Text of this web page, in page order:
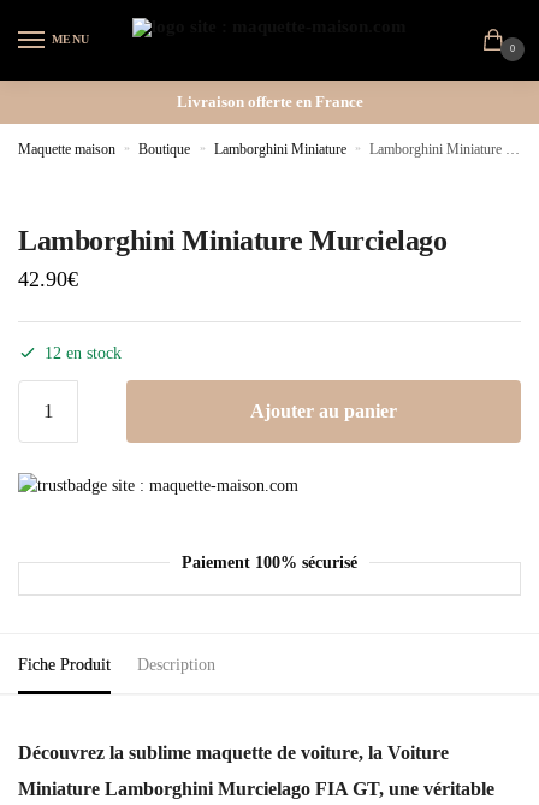
MENU
0
Livraison offerte en France
Maquette maison » Boutique » Lamborghini Miniature » Lamborghini Miniature Murcielago
Lamborghini Miniature Murcielago
42.90€
12 en stock
Ajouter au panier
Paiement 100% sécurisé
Fiche Produit Description
Découvrez la sublime maquette de voiture, la Voiture
Miniature Lamborghini Murcielago FIA GT, une véritable